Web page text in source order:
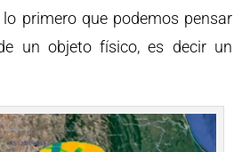
primero que podemos pensar
un objeto físico, es decir un